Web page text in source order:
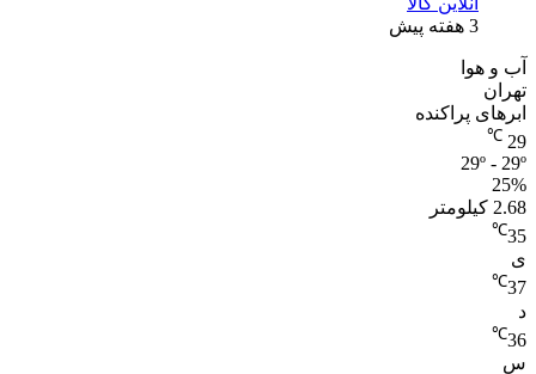
3 هفته پیش
آب و هوا
تهران
ابرهای پراکنده
29
℃
29º - 29º
25%
2.68 کیلومتر
35
℃
ی
37
℃
د
36
℃
س